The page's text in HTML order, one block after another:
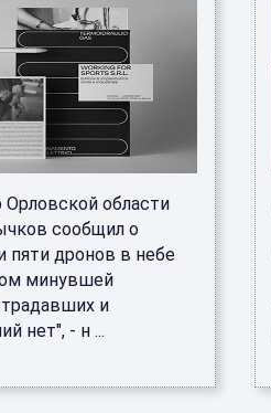
Орловской области
сообщил о
пяти дронов в небе
минувшей
и
нет", - н ...